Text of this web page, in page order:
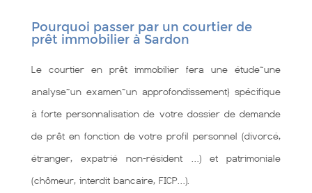
Pourquoi passer par un courtier de
prêt immobilier à Sardon
Le courtier en prêt immobilier fera une étude~une
analyse~un examen~un approfondissement} spécifique
à forte personnalisation de votre dossier de demande
de prêt en fonction de votre profil personnel (divorcé,
étranger, expatrié non-résident …) et patrimoniale
(chômeur, interdit bancaire, FICP…).